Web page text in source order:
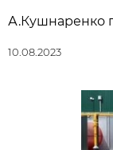
А.Кушнаренко
10.08.2023